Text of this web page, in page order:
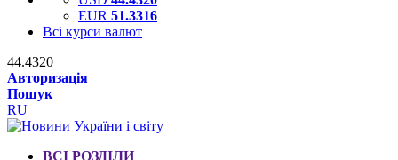
EUR 51.3316
Всі курси валют
44.4320
Авторизація
Пошук
RU
ВСІ РОЗДІЛИ